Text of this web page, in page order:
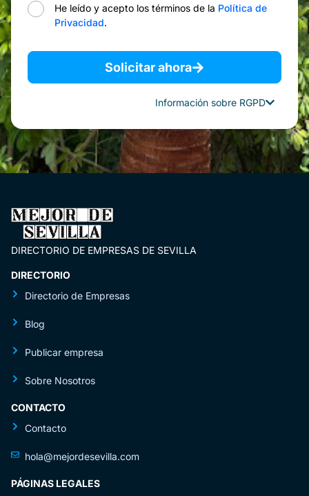
He leído y acepto los términos de la Política de
Privacidad.
Solicitar ahora
Información sobre RGPD
DIRECTORIO DE EMPRESAS DE SEVILLA
DIRECTORIO
Directorio de Empresas
Blog
Publicar empresa
Sobre Nosotros
CONTACTO
Contacto
hola@mejordesevilla.com
PÁGINAS LEGALES